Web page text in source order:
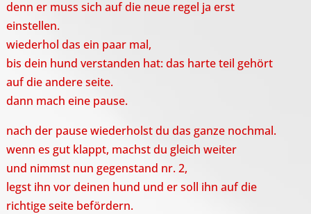
denn er muss sich auf die neue regel ja erst
einstellen.
wiederhol das ein paar mal,
bis dein hund verstanden hat: das harte teil gehört
auf die andere seite.
dann mach eine pause.
nach der pause wiederholst du das ganze nochmal.
wenn es gut klappt, machst du gleich weiter
und nimmst nun gegenstand nr. 2,
legst ihn vor deinen hund und er soll ihn auf die
richtige seite befördern.